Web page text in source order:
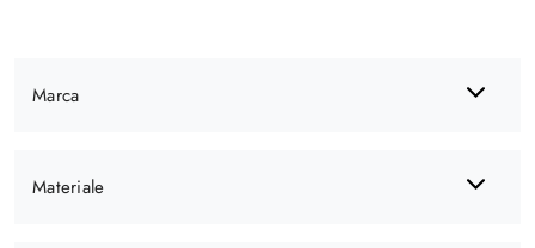
Marca
Materiale